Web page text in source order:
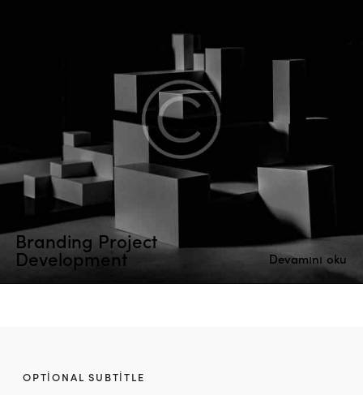
Branding Project
Development Devamını oku
OPTIONAL SUBTITLE